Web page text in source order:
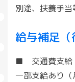
別途、扶養手
給与補足（
■ 交通費支給
一部支給あり